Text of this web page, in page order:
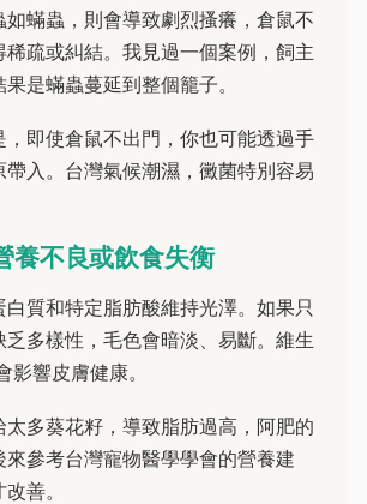
如蟎蟲，則會導致劇烈搔癢，倉鼠不
疏或糾結。我見過一個案例，飼主
是蟎蟲蔓延到整個籠子。
，即使倉鼠不出門，你也可能透過手
入。台灣氣候潮濕，黴菌特別容易
養不良或飲食失衡
質和特定脂肪酸維持光澤。如果只
多樣性，毛色會暗淡、易斷。維生
影響皮膚健康。
多葵花籽，導致脂肪過高，阿肥的
參考台灣寵物醫學學會的營養建
善。